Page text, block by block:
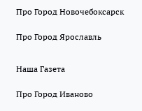
Про Город Новочебоксарск
Про Город Ярославль
Наша Газета
Про Город Иваново